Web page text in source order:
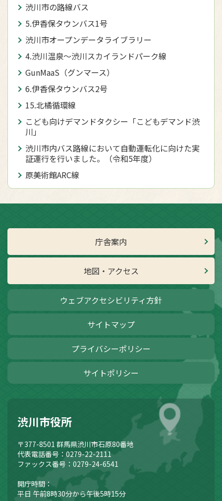
渋川市の路線バス
5.伊香保タウンバス1号
渋川市オープンデータライブラリー
4.渋川温泉～渋川スカイランドパーク線
GunMaaS（グンマース）
6.伊香保タウンバス2号
15.北橘循環線
こども向けデマンドタクシー「こどもデマンド渋
川」
渋川市内バス路線において自動運転化に向けた実
証運行を行いました。（令和5年度）
原美術館ARC線
庁舎案内
地図・アクセス
ウェブアクセシビリティ方針
サイトマップ
プライバシーポリシー
サイトポリシー
渋川市役所
〒377-8501 群馬県渋川市石原80番地
代表電話番号：0279-22-2111
ファックス番号：0279-24-6541
開庁時間：
平日 午前8時30分から午後5時15分